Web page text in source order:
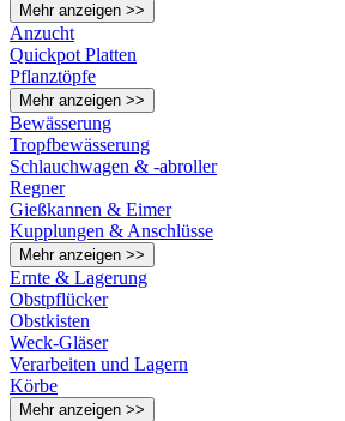
Mehr anzeigen >>
Anzucht
Quickpot Platten
Pflanztöpfe
Mehr anzeigen >>
Bewässerung
Tropfbewässerung
Schlauchwagen & -abroller
Regner
Gießkannen & Eimer
Kupplungen & Anschlüsse
Mehr anzeigen >>
Ernte & Lagerung
Obstpflücker
Obstkisten
Weck-Gläser
Verarbeiten und Lagern
Körbe
Mehr anzeigen >>